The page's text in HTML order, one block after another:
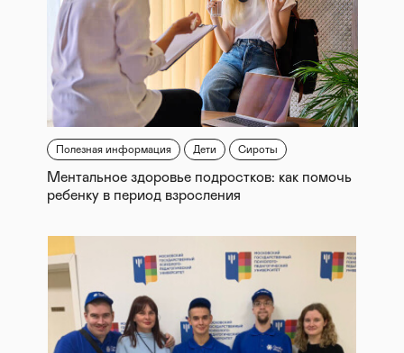
Полезная информация Дети Сироты
Ментальное здоровье подростков: как помочь
ребенку в период взросления